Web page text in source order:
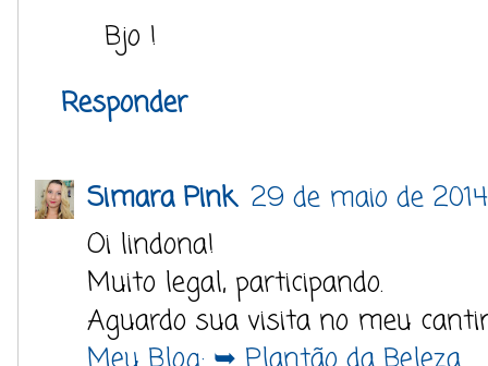
Bjo !
Responder
Simara Pink 29 de maio de
Oi lindona!
Muito legal, participando.
Aguardo sua visita no meu